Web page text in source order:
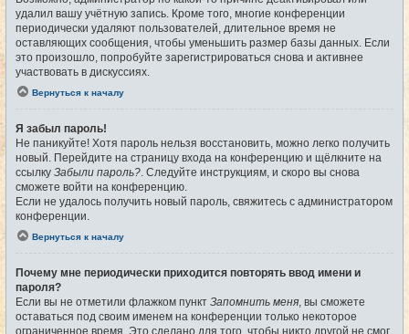
удалил вашу учётную запись. Кроме того, многие конференции
периодически удаляют пользователей, длительное время не
оставляющих сообщения, чтобы уменьшить размер базы данных. Если
это произошло, попробуйте зарегистрироваться снова и активнее
участвовать в дискуссиях.
Вернуться к началу
Я забыл пароль!
Не паникуйте! Хотя пароль нельзя восстановить, можно легко получить
новый. Перейдите на страницу входа на конференцию и щёлкните на
ссылку Забыли пароль? . Следуйте инструкциям, и скоро вы снова
сможете войти на конференцию.
Если не удалось получить новый пароль, свяжитесь с администратором
конференции.
Вернуться к началу
Почему мне периодически приходится повторять ввод имени и
пароля?
Если вы не отметили флажком пункт Запомнить меня , вы сможете
оставаться под своим именем на конференции только некоторое
ограниченное время. Это сделано для того, чтобы никто другой не смог